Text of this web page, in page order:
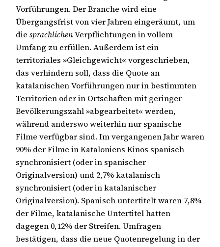
Vorführungen. Der Branche wird eine
Übergangsfrist von vier Jahren eingeräumt, um
die sprachlichenVerpflichtungen in vollem
Umfang zu erfüllen. Außerdem ist ein
territoriales »Gleichgewicht« vorgeschrieben,
das verhindern soll, dass die Quote an
katalanischen Vorführungen nur in bestimmten
Territorien oder in Ortschaften mit geringer
Bevölkerungszahl »abgearbeitet« werden,
während anderswo weiterhin nur spanische
Filme verfügbar sind. Im vergangenen Jahr waren
90% der Filme in Kataloniens Kinos spanisch
synchronisiert (oder in spanischer
Originalversion) und 2,7% katalanisch
synchronisiert (oder in katalanischer
Originalversion). Spanisch untertitelt waren 7,8%
der Filme, katalanische Untertitel hatten
dagegen 0,12% der Streifen. Umfragen
bestätigen, dass die neue Quotenregelung in der